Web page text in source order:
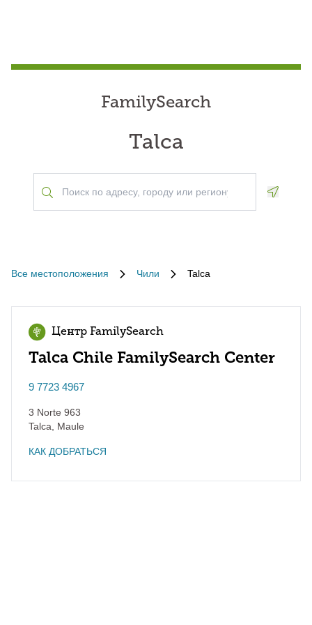
FamilySearch
Talca
Все местоположения Чили Talca
Центр FamilySearch
Talca Chile FamilySearch Center
9 7723 4967
3 Norte 963
Talca
Maule
КАК ДОБРАТЬСЯ